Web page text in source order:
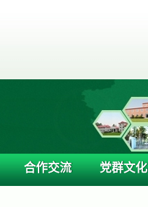
合作交流 党群文化